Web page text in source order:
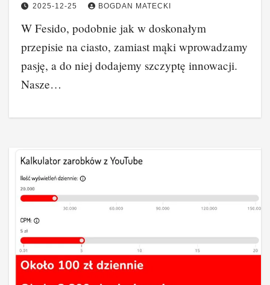
2025-12-25 BOGDAN MATECKI
W Fesido, podobnie jak w doskonałym
przepisie na ciasto, zamiast mąki wprowadzamy
pasję, a do niej dodajemy szczyptę innowacji.
Nasze…